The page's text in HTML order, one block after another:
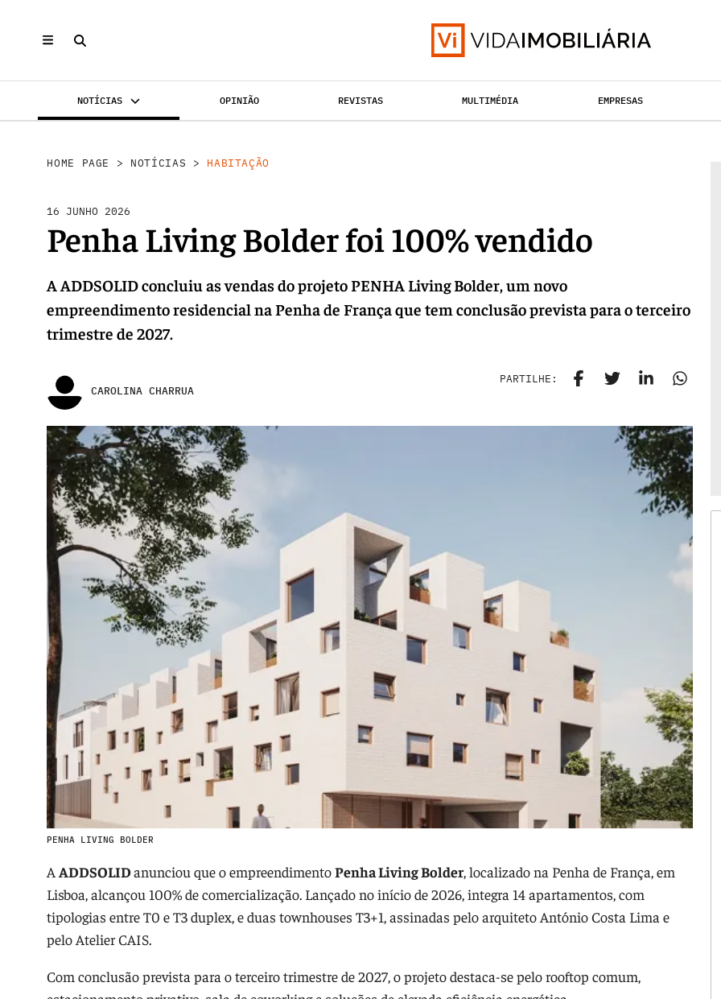
NOTÍCIAS OPINIÃO REVISTAS MULTIMÉDIA EMPRESAS
HOME PAGE > NOTÍCIAS > HABITAÇÃO
16 JUNHO 2026
Penha Living Bolder foi 100% vendido
A ADDSOLID concluiu as vendas do projeto PENHA Living Bolder, um novo
empreendimento residencial na Penha de França que tem conclusão prevista para o terceiro
trimestre de 2027.
CAROLINA CHARRUA
PARTILHE:
PENHA LIVING BOLDER
A ADDSOLIDanunciou que o empreendimentoPenha Living Bolder, localizado na Penha de França, em
Lisboa, alcançou 100% de comercialização. Lançado no início de 2026, integra 14 apartamentos, com
tipologias entre T0 e T3 duplex, e duas townhouses T3+1, assinadas pelo arquiteto António Costa Lima e
pelo Atelier CAIS.
Com conclusão prevista para o terceiro trimestre de 2027, o projeto destaca-se pelo rooftop comum,